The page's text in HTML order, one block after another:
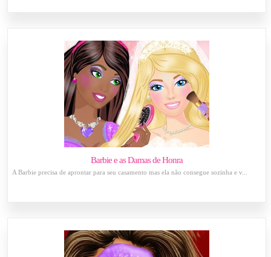
Barbie e as Damas de Honra
A Barbie precisa de aprontar para seu casamento mas ela não consegue sozinha e v...